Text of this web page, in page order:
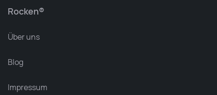
Rocken®
Über uns
Blog
Impressum